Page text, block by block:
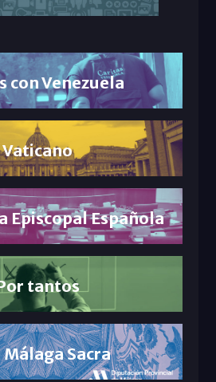
con Venezuela
Vaticano
Episcopal Española
tantos
Sacra